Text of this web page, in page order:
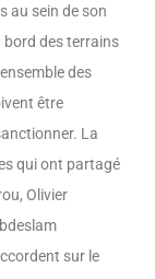
au sein de son
bord des terrains
des
être
La
qui ont partagé
Olivier
sur le